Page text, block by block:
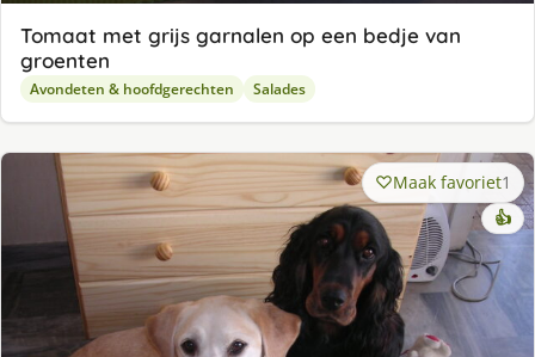
Tomaat met grijs garnalen op een bedje van
groenten
Avondeten & hoofdgerechten Salades
Maak favoriet1
👍